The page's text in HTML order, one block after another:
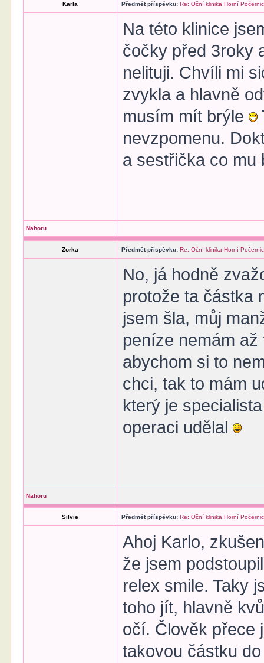
Karla Předmět příspěvku: Re: Oční klinika Horní
Na této klinice
čočky před 3roky
nelituji. Chvíli mi
zvykla a hlavně
musím mít brýle
nevzpomenu.
a sestřička co mu
Nahoru
Zorka Předmět příspěvku: Re: Oční klinika Horní
No, já hodně
protože ta částka
jsem šla, můj
peníze nemám
abychom si to
chci, tak to mám
který je
operaci udělal
Nahoru
Silvie Předmět příspěvku: Re: Oční klinika Horní
Ahoj Karlo,
že jsem
relex smile. Taky
toho jít, hlavně
očí. Člověk přece
takovou částku